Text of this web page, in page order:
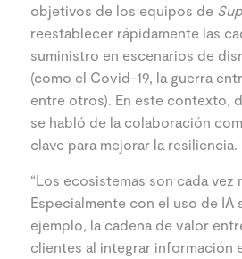
objetivos de los equipos de
reestablecer rápidamente las
suministro en escenarios de
(como el Covid-19, la guerra
entre otros). En este contexto,
se habló de la colaboración
clave para mejorar la resiliencia.
“Los ecosistemas son cada vez
Especialmente con el uso de
ejemplo, la cadena de valor
clientes al integrar información